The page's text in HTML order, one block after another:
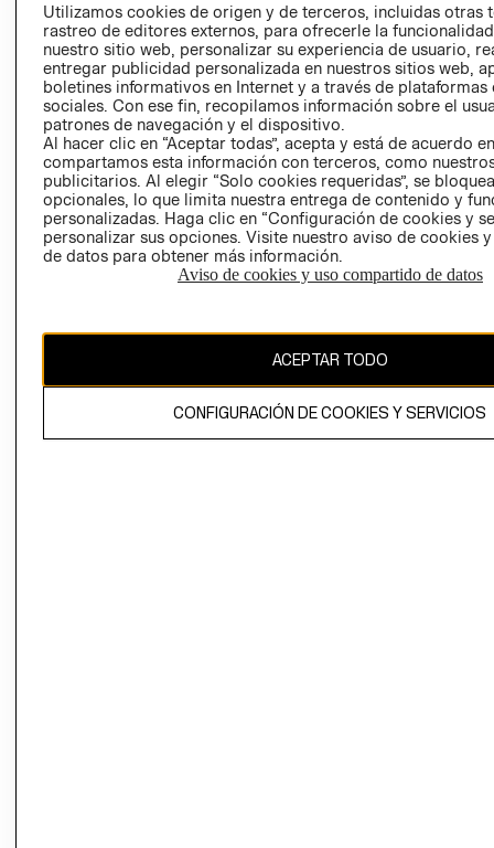
AVISO DE
PRIVACIDAD
GIFT CARD
AVISO DE
El contenido de esta página web está protegido por copyright y es
Utilizamos cookies de origen y de terceros, incluidas otras
rastreo de editores externos, para ofrecerle la
nuestro sitio web, personalizar su experiencia de usuario,
entregar publicidad personalizada en nuestros sitios web,
boletines informativos en Internet y a través de plataformas
sociales. Con ese fin, recopilamos información sobre el
patrones de navegación y el dispositivo.
Al hacer clic en “Aceptar todas”, acepta y está de acuerdo
compartamos esta información con terceros, como
publicitarios. Al elegir “Solo cookies requeridas”, se
opcionales, lo que limita nuestra entrega de contenido y
personalizadas. Haga clic en “Configuración de cookies y
personalizar sus opciones. Visite nuestro aviso de cookies
de datos para obtener más información.
Aviso de cookies y uso compartido de datos
ACEPTAR TODO
CONFIGURACIÓN DE COOKIES Y SERVICIOS